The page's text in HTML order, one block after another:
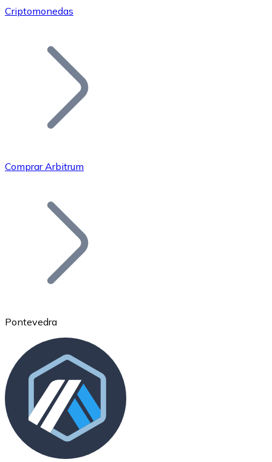
Únete a nuestra red de distribuidores.
Añade tu proyecto a nuestro ecosistema.
Bitcoin
Ethereum
ETH
Criptomonedas
Comprar Arbitrum
Pontevedra